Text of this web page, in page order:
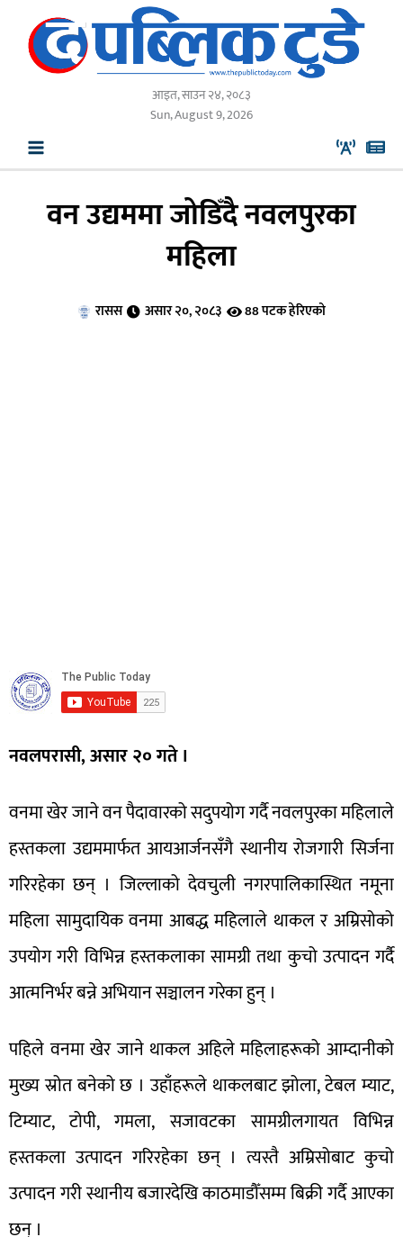
content
आइत, साउन २४, २०८३
Sun, August 9, 2026
वन उद्यममा जोडिँदै नवलपुरका
महिला
रासस असार २०, २०८३ 88 पटक हेरिएको
नवलपरासी, असार २० गते ।
वनमा खेर जाने वन पैदावारको सदुपयोग गर्दै नवलपुरका महिलाले
हस्तकला उद्यममार्फत आयआर्जनसँगै स्थानीय रोजगारी सिर्जना
गरिरहेका छन् । जिल्लाको देवचुली नगरपालिकास्थित नमूना
महिला सामुदायिक वनमा आबद्ध महिलाले थाकल र अम्रिसोको
उपयोग गरी विभिन्न हस्तकलाका सामग्री तथा कुचो उत्पादन गर्दै
आत्मनिर्भर बन्ने अभियान सञ्चालन गरेका हुन् ।
पहिले वनमा खेर जाने थाकल अहिले महिलाहरूको आम्दानीको
मुख्य स्रोत बनेको छ । उहाँहरूले थाकलबाट झोला, टेबल म्याट,
टिम्याट, टोपी, गमला, सजावटका सामग्रीलगायत विभिन्न
हस्तकला उत्पादन गरिरहेका छन् । त्यस्तै अम्रिसोबाट कुचो
उत्पादन गरी स्थानीय बजारदेखि काठमाडौँसम्म बिक्री गर्दै आएका
छन् ।